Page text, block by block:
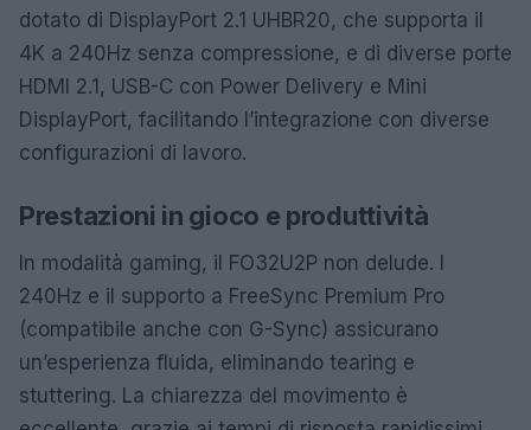
dotato di DisplayPort 2.1 UHBR20, che supporta il
4K a 240Hz senza compressione, e di diverse porte
HDMI 2.1, USB-C con Power Delivery e Mini
DisplayPort, facilitando l’integrazione con diverse
configurazioni di lavoro.
Prestazioni in gioco e produttività
In modalità gaming, il FO32U2P non delude. I
240Hz e il supporto a FreeSync Premium Pro
(compatibile anche con G-Sync) assicurano
un’esperienza fluida, eliminando tearing e
stuttering. La chiarezza del movimento è